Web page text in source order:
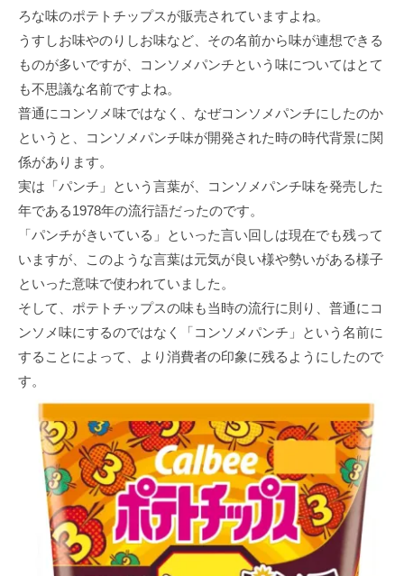
ろな味のポテトチップスが販売されていますよね。
うすしお味やのりしお味など、その名前から味が連想できる
ものが多いですが、コンソメパンチという味についてはとて
も不思議な名前ですよね。
普通にコンソメ味ではなく、なぜコンソメパンチにしたのか
というと、コンソメパンチ味が開発された時の時代背景に関
係があります。
実は「パンチ」という言葉が、コンソメパンチ味を発売した
年である1978年の流行語だったのです。
「パンチがきいている」といった言い回しは現在でも残って
いますが、このような言葉は元気が良い様や勢いがある様子
といった意味で使われていました。
そして、ポテトチップスの味も当時の流行に則り、普通にコ
ンソメ味にするのではなく「コンソメパンチ」という名前に
することによって、より消費者の印象に残るようにしたので
す。